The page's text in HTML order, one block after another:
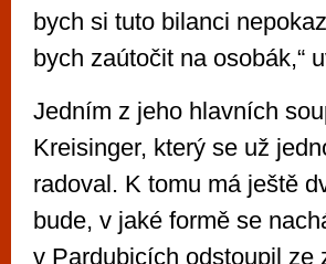
bych si tuto bilanci
bych zaútočit na osobák,“
Jedním z jeho hlavních
Kreisinger, který se už
radoval. K tomu má ještě
bude, v jaké formě se
v Pardubicích odstoupil ze